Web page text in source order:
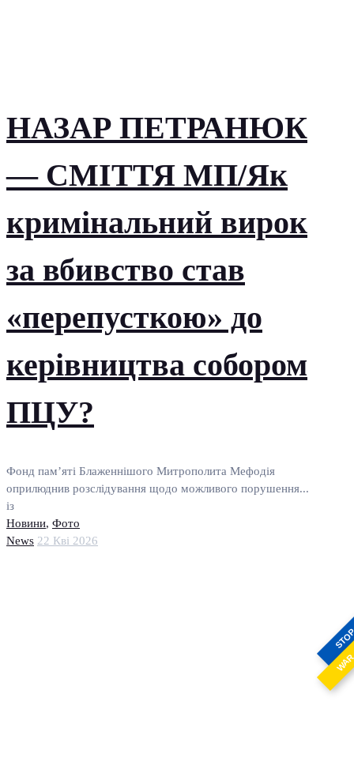
НАЗАР ПЕТРАНЮК
— СМІТТЯ МП/Як
кримінальний вирок
за вбивство став
«перепусткою» до
керівництва собором
ПЦУ?
Фонд пам’яті Блаженнішого Митрополита Мефодія
оприлюднив розслідування щодо можливого порушення...
із
Новини, Фото
News 22 Кві 2026